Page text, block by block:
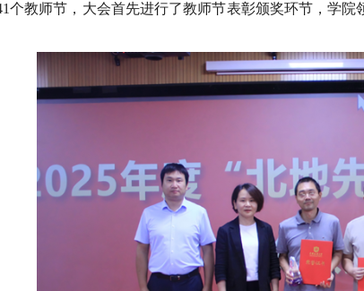
个教师节，大会首先进行了教师节表彰颁奖环节，学